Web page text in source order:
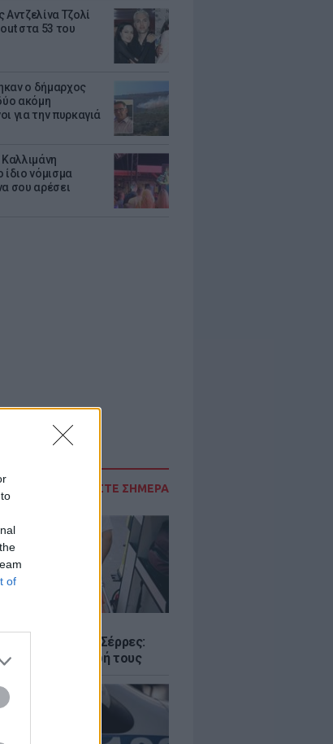
of
Τζολί
στα 53 του
ο δήμαρχος
ακόμη
για την πυρκαγιά
Καλλιμάνη
νόμισμα
σου αρέσει
ΔΙΑΒΑΣΤΕ ΣΗΜΕΡΑ
νεκρούς στις Σέρρες:
έχασαν τη ζωή τους